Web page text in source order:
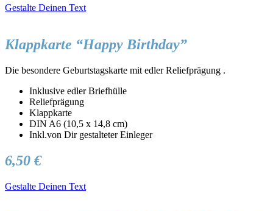
Gestalte Deinen Text
Klappkarte “Happy Birthday”
Die besondere Geburtstagskarte mit edler Reliefprägung .
Inklusive edler Briefhülle
Reliefprägung
Klappkarte
DIN A6 (10,5 x 14,8 cm)
Inkl.von Dir gestalteter Einleger
6,50 €
Gestalte Deinen Text